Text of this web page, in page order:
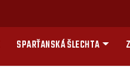
SPARŤANSKÁ ŠLECHTA